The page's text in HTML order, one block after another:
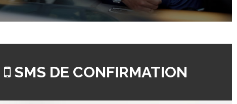
SMS DE CONFIRMATION